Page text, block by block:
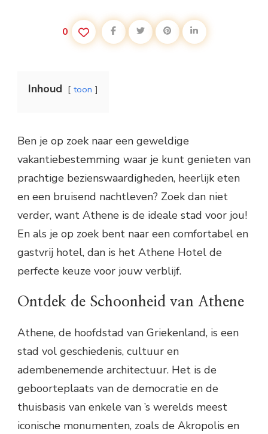
0
Inhoud toon
Ben je op zoek naar een geweldige
vakantiebestemming waar je kunt genieten van
prachtige bezienswaardigheden, heerlijk eten
en een bruisend nachtleven? Zoek dan niet
verder, want Athene is de ideale stad voor jou!
En als je op zoek bent naar een comfortabel en
gastvrij hotel, dan is het Athene Hotel de
perfecte keuze voor jouw verblijf.
Ontdek de Schoonheid van Athene
Athene, de hoofdstad van Griekenland, is een
stad vol geschiedenis, cultuur en
adembenemende architectuur. Het is de
geboorteplaats van de democratie en de
thuisbasis van enkele van ’s werelds meest
iconische monumenten, zoals de Akropolis en